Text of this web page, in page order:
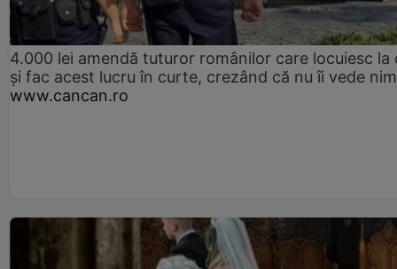
4.000 lei amendă tuturor românilor care locuiesc la
și fac acest lucru în curte, crezând că nu îi vede
www.cancan.ro